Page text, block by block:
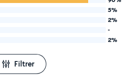
5%
2%
-
2%
Filtrer